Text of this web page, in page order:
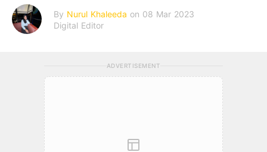
By Nurul Khaleeda on 08 Mar 2023
Digital Editor
ADVERTISEMENT